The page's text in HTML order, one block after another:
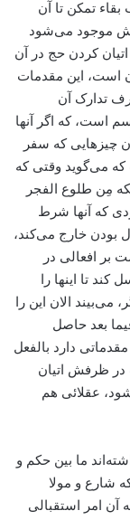
تمکن تا آن
موجود می‌‌شود
کردن حج در آن
است، این مقدمات
تدارک آن
است، که اگر آنها
چیزهایی که سفر
می‌‌گوید وقتی که
مِن طلوع الفجر
که آنها شرط
بودن خارج می‌‌کند،
افعالی در
تا اینها را
الان این را
بعد حاصل
دارد بالفعل
در ظرفش اتیان
عقلائی هم
ما بین حکم و
شارع و مولا
آن امر استقبالی